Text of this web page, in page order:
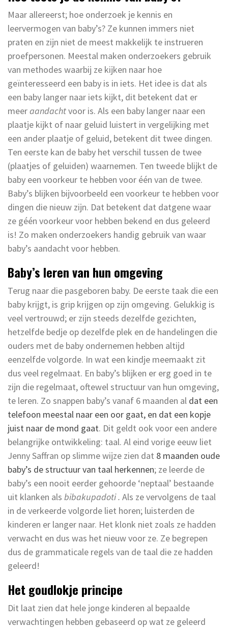
Maar allereerst; hoe onderzoek je kennis en
leervermogen van baby’s? Ze kunnen immers niet
praten en zijn niet de meest makkelijk te instrueren
proefpersonen. Meestal maken onderzoekers gebruik
van methodes waarbij ze kijken naar hoe
geïnteresseerd een baby is in iets. Het idee is dat als
een baby langer naar iets kijkt, dit betekent dat er
meeraandachtvoor is. Als een baby langer naar een
plaatje kijkt of naar geluid luistert in vergelijking met
een ander plaatje of geluid, betekent dit twee dingen.
Ten eerste kan de baby het verschil tussen de twee
(plaatjes of geluiden) waarnemen. Ten tweede blijkt de
baby een voorkeur te hebben voor één van de twee.
Baby’s blijken bijvoorbeeld een voorkeur te hebben voor
dingen die nieuw zijn. Dat betekent dat datgene waar
ze géén voorkeur voor hebben bekend en dus geleerd
is! Zo maken onderzoekers handig gebruik van waar
baby’s aandacht voor hebben.
Baby’s leren van hun omgeving
Terug naar die pasgeboren baby. De eerste taak die een
baby krijgt, is grip krijgen op zijn omgeving. Gelukkig is
veel vertrouwd; er zijn steeds dezelfde gezichten,
hetzelfde bedje op dezelfde plek en de handelingen die
ouders met de baby ondernemen hebben altijd
eenzelfde volgorde. In wat een kindje meemaakt zit
dus veel regelmaat. En baby’s blijken er erg goed in te
zijn die regelmaat, oftewel structuur van hun omgeving,
te leren. Zo snappen baby’s vanaf 6 maanden al dat een
telefoon meestal naar een oor gaat, en dat een kopje
juist naar de mond gaat. Dit geldt ook voor een andere
belangrijke ontwikkeling: taal. Al eind vorige eeuw liet
Jenny Saffran op slimme wijze zien dat 8 maanden oude
baby’s de structuur van taal herkennen; ze leerde de
baby’s een nooit eerder gehoorde ‘neptaal’ bestaande
uit klanken als bibakupadoti . Als ze vervolgens de taal
in de verkeerde volgorde liet horen; luisterden de
kinderen er langer naar. Het klonk niet zoals ze hadden
verwacht en dus was het nieuw voor ze. Ze begrepen
dus de grammaticale regels van de taal die ze hadden
geleerd!
Het goudlokje principe
Dit laat zien dat hele jonge kinderen al bepaalde
verwachtingen hebben gebaseerd op wat ze geleerd